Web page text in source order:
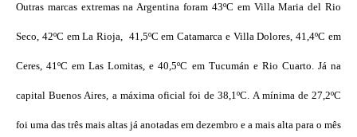
Outras marcas extremas na Argentina foram 43ºC em Villa Maria del Rio
Seco, 42ºC em La Rioja, 41,5ºC em Catamarca e Villa Dolores, 41,4ºC em
Ceres, 41ºC em Las Lomitas, e 40,5ºC em Tucumán e Rio Cuarto. Já na
capital Buenos Aires, a máxima oficial foi de 38,1ºC. A mínima de 27,2ºC
foi uma das três mais altas já anotadas em dezembro e a mais alta para o mês